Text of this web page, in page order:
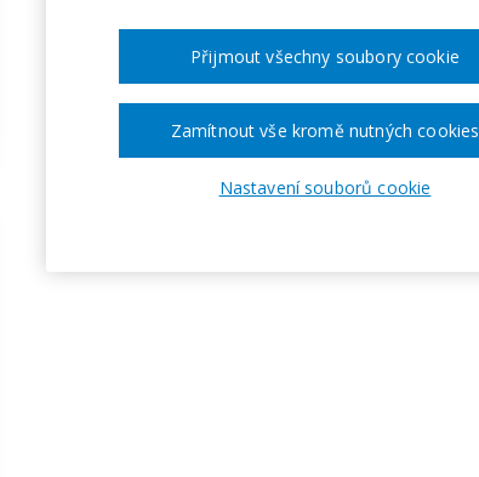
Nastavení souborů cookie
Zamítnout vše kromě nutných cookies
Přijmout všechny soubory cookie